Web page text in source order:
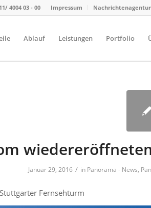
Impressum
4004 03 - 00
Ablauf Leistungen Portfolio
Januar 29, 2016 / in Panorama - News,
Fernsehturm